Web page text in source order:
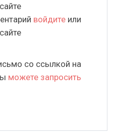
войдите или
со ссылкой на
можете запросить